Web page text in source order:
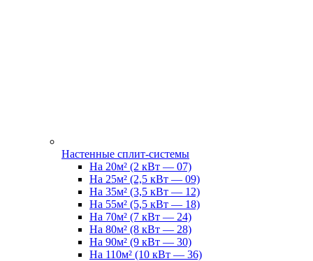
Настенные сплит-системы
На 20м² (2 кВт — 07)
На 25м² (2,5 кВт — 09)
На 35м² (3,5 кВт — 12)
На 55м² (5,5 кВт — 18)
На 70м² (7 кВт — 24)
На 80м² (8 кВт — 28)
На 90м² (9 кВт — 30)
На 110м² (10 кВт — 36)